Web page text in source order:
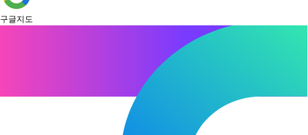
구글지도